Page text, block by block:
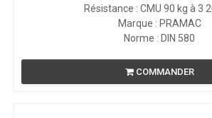
Résistance : CMU 90 kg à 3
Marque : PRAMAC
Norme : DIN 580
COMMANDER